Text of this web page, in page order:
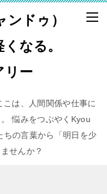
ドゥ）
なる。
リー
こは、人間関係や仕事に
悩みをつぶやくKyou
ちの言葉から「明日を少
せんか？